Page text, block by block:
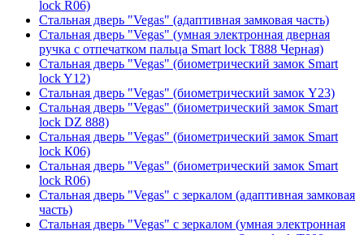
lock R06)
Стальная дверь "Vegas" (адаптивная замковая часть)
Стальная дверь "Vegas" (умная электронная дверная
ручка с отпечатком пальца Smart lock T888 Черная)
Стальная дверь "Vegas" (биометрический замок Smart
lock Y12)
Стальная дверь "Vegas" (биометрический замок Y23)
Стальная дверь "Vegas" (биометрический замок Smart
lock DZ 888)
Стальная дверь "Vegas" (биометрический замок Smart
lock К06)
Стальная дверь "Vegas" (биометрический замок Smart
lock R06)
Стальная дверь "Vegas" с зеркалом (адаптивная замковая
часть)
Стальная дверь "Vegas" с зеркалом (умная электронная